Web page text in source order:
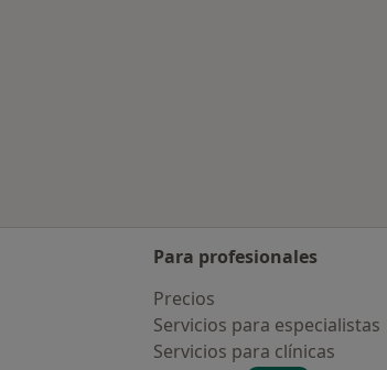
Para profesionales
Precios
Servicios para especialistas
Servicios para clínicas